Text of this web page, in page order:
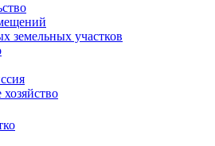
земельных участков